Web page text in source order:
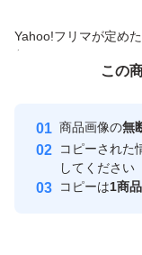
Yahoo!フリマが定め
付与しています
安心取引出品者
取引実績
この
商品画像の無
コピーされた
してください
コピーは1商
この商品をみてい